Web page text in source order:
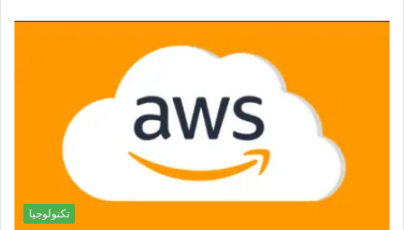
تكنولوجيا